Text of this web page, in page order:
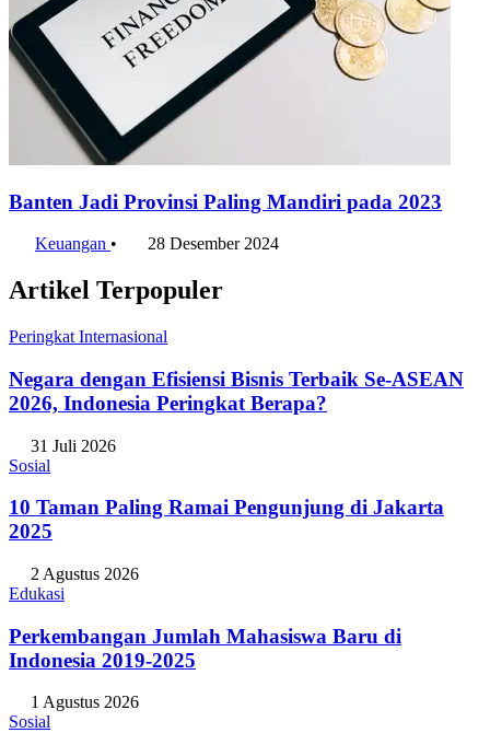
Banten Jadi Provinsi Paling Mandiri pada 2023
Keuangan • 28 Desember 2024
Artikel Terpopuler
Peringkat Internasional
Negara dengan Efisiensi Bisnis Terbaik Se-ASEAN
2026, Indonesia Peringkat Berapa?
31 Juli 2026
Sosial
10 Taman Paling Ramai Pengunjung di Jakarta
2025
2 Agustus 2026
Edukasi
Perkembangan Jumlah Mahasiswa Baru di
Indonesia 2019-2025
1 Agustus 2026
Sosial